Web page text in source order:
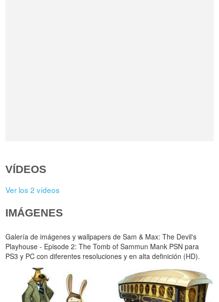
VÍDEOS
Ver los 2 vídeos
IMÁGENES
Galería de imágenes y wallpapers de Sam & Max: The Devil's
Playhouse - Episode 2: The Tomb of Sammun Mank PSN para
PS3 y PC con diferentes resoluciones y en alta definición (HD).